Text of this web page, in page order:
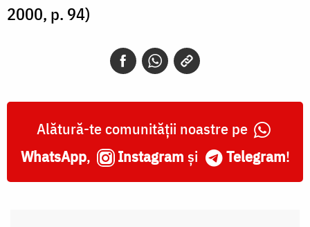
2000, p. 94)
Alătură-te comunității noastre pe
WhatsApp, Instagram și Telegram!